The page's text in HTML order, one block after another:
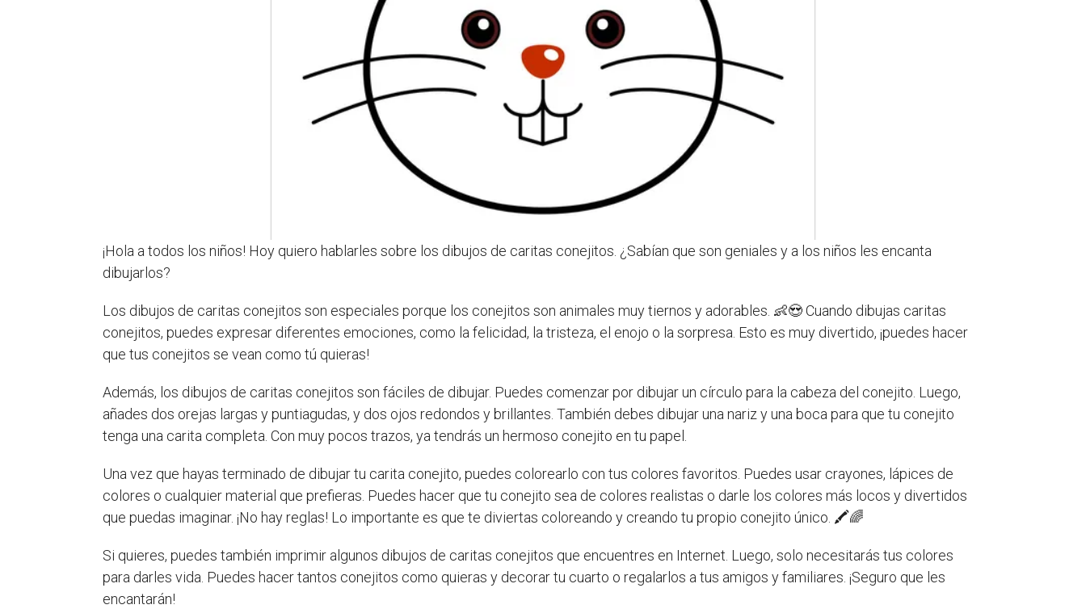
¡Hola a todos los niños! Hoy quiero hablarles sobre los dibujos de caritas conejitos. ¿Sabían que son geniales y a los niños les encanta
dibujarlos?
Los dibujos de caritas conejitos son especiales porque los conejitos son animales muy tiernos y adorables. 👶😍 Cuando dibujas caritas
conejitos, puedes expresar diferentes emociones, como la felicidad, la tristeza, el enojo o la sorpresa. Esto es muy divertido, ¡puedes hacer
que tus conejitos se vean como tú quieras!
Además, los dibujos de caritas conejitos son fáciles de dibujar. Puedes comenzar por dibujar un círculo para la cabeza del conejito. Luego,
añades dos orejas largas y puntiagudas, y dos ojos redondos y brillantes. También debes dibujar una nariz y una boca para que tu conejito
tenga una carita completa. Con muy pocos trazos, ya tendrás un hermoso conejito en tu papel.
Una vez que hayas terminado de dibujar tu carita conejito, puedes colorearlo con tus colores favoritos. Puedes usar crayones, lápices de
colores o cualquier material que prefieras. Puedes hacer que tu conejito sea de colores realistas o darle los colores más locos y divertidos
que puedas imaginar. ¡No hay reglas! Lo importante es que te diviertas coloreando y creando tu propio conejito único. 🖍🌈
Si quieres, puedes también imprimir algunos dibujos de caritas conejitos que encuentres en Internet. Luego, solo necesitarás tus colores
para darles vida. Puedes hacer tantos conejitos como quieras y decorar tu cuarto o regalarlos a tus amigos y familiares. ¡Seguro que les
encantarán!